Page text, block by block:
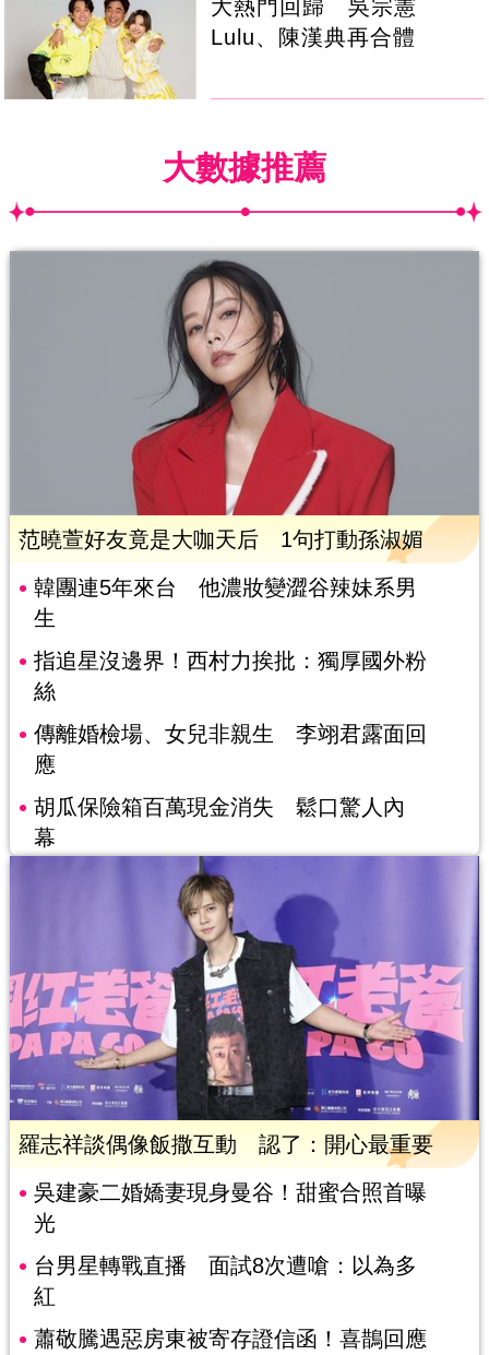
大熱門回歸 吳宗憲
Lulu、陳漢典再合體
大數據推薦
范曉萱好友竟是大咖天后 1句打動孫淑媚
韓團連5年來台 他濃妝變澀谷辣妹系男
生
指追星沒邊界！西村力挨批：獨厚國外粉
絲
傳離婚檢場、女兒非親生 李翊君露面回
應
胡瓜保險箱百萬現金消失 鬆口驚人內
幕
羅志祥談偶像飯撒互動 認了：開心最重要
吳建豪二婚嬌妻現身曼谷！甜蜜合照首曝
光
台男星轉戰直播 面試8次遭嗆：以為多
紅
蕭敬騰遇惡房東被寄存證信函！喜鵲回應